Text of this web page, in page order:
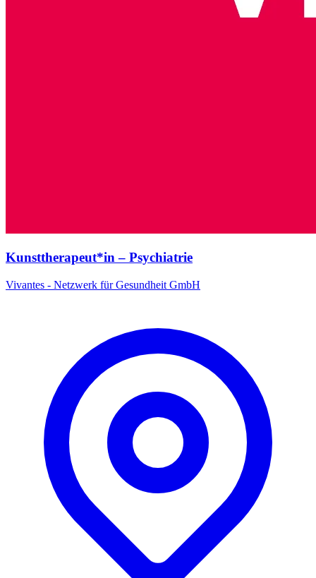
Kunsttherapeut*in – Psychiatrie
Vivantes - Netzwerk für Gesundheit GmbH